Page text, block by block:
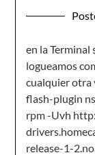
en la Terminal
logueamos
cualquier otra
flash-plugin
rpm -Uvh
release-1-